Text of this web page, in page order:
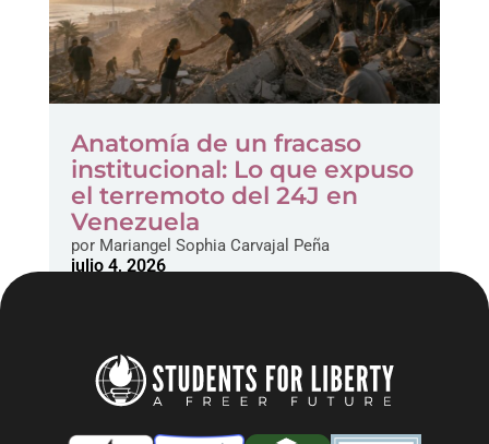
Anatomía de un fracaso
institucional: Lo que expuso
el terremoto del 24J en
Venezuela
porMariangel Sophia Carvajal Peña
julio 4, 2026